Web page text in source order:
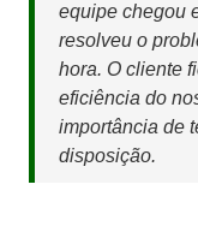
equipe chegou
resolveu o
hora. O cliente
eficiência do
importância de
disposição.